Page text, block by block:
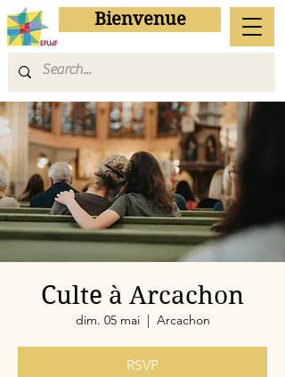
Bienvenue
Culte à Arcachon
dim. 05 mai
  |
Arcachon
RSVP